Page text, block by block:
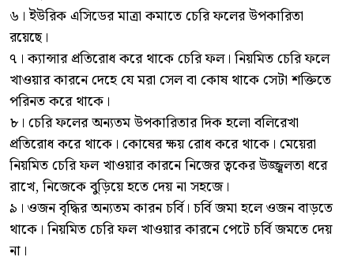
৬। ইউরিক এসিডের মাত্রা কমাতে চেরি ফলের উপকারিতা
রয়েছে।
৭। ক্যান্সার প্রতিরোধ করে থাকে চেরি ফল। নিয়মিত চেরি ফলে
খাওয়ার কারনে দেহে যে মরা সেল বা কোষ থাকে সেটা শক্তিতে
পরিনত করে থাকে।
৮। চেরি ফলের অন্যতম উপকারিতার দিক হলো বলিরেখা
প্রতিরোধ করে থাকে। কোষের ক্ষয় রোধ করে থাকে। মেয়েরা
নিয়মিত চেরি ফল খাওয়ার কারনে নিজের ত্বকের উজ্জ্বলতা ধরে
রাখে, নিজেকে বুড়িয়ে হতে দেয় না সহজে।
৯। ওজন বৃদ্ধির অন্যতম কারন চর্বি। চর্বি জমা হলে ওজন বাড়তে
থাকে। নিয়মিত চেরি ফল খাওয়ার কারনে পেটে চর্বি জমতে দেয়
না।